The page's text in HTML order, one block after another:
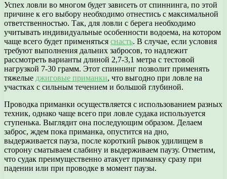
Успех ловли во многом будет зависеть от спиннинга, по этой
причине к его выбору необходимо отнестись с максимальной
ответственностью. Так, для ловли с берега необходимо
учитывать индивидуальные особенности водоема, на котором
чаще всего будет применяться снасть. В случае, если условия
требуют выполнения дальних забросов, то надлежит
рассмотреть варианты длиной 2,7-3,1 метра с тестовой
нагрузкой 7-30 грамм. Этот спиннинг позволит применять
тяжелые джиговые приманки, что выгодно при ловле на
участках с сильным течением и большой глубиной.
Проводка приманки осуществляется с использованием разных
техник, однако чаще всего при ловле судака используется
ступенька. Выглядит она последующим образом. Делаем
заброс, ждем пока приманка, опустится на дно,
выдерживается пауза, после короткий рывок удилищем в
сторону сматываем слабину и выдерживаем паузу. Отметим,
что судак преимущественно атакует приманку сразу при
падении или при проводке в момент паузы.